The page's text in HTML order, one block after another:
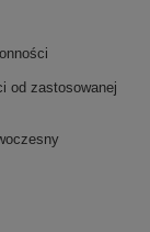
od zastosowanej